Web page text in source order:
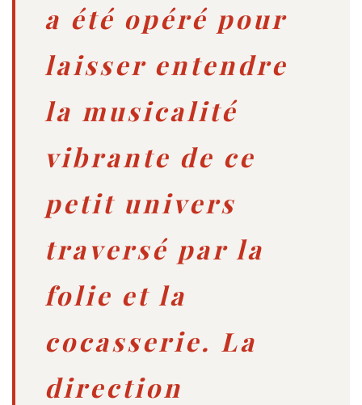
a été opéré pour
laisser entendre
la musicalité
vibrante de ce
petit univers
traversé par la
folie et la
cocasserie. La
direction